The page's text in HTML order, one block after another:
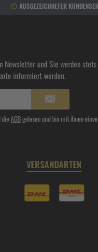
AUSGEZEICHNETER
und Sie werden
informiert werden.
AGBgelesen und bin mit ihnen
VERSANDARTEN